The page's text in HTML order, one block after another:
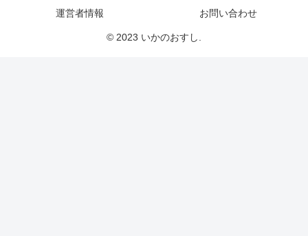
運営者情報
お問い合わせ
© 2023 いかのおすし.